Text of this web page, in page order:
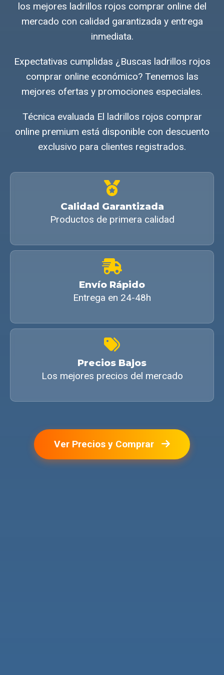
los mejores ladrillos rojos comprar online del
mercado con calidad garantizada y entrega
inmediata.
Expectativas cumplidas ¿Buscas ladrillos rojos
comprar online económico? Tenemos las
mejores ofertas y promociones especiales.
Técnica evaluada El ladrillos rojos comprar
online premium está disponible con descuento
exclusivo para clientes registrados.
Calidad Garantizada
Productos de primera calidad
Envío Rápido
Entrega en 24-48h
Precios Bajos
Los mejores precios del mercado
Ver Precios y Comprar